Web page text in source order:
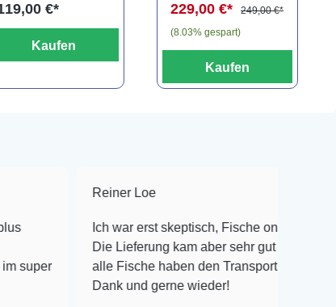
€*
Kaufen
229,00 €*
249,00 €*
(8.03% gespart)
Kaufen
Ich war erst skeptisch, Fische online zu bestellen!
Die Lieferung kam aber sehr gut verpackt an und
alle Fische haben den Transport überlebt! Vielen
Dank und gerne wieder!